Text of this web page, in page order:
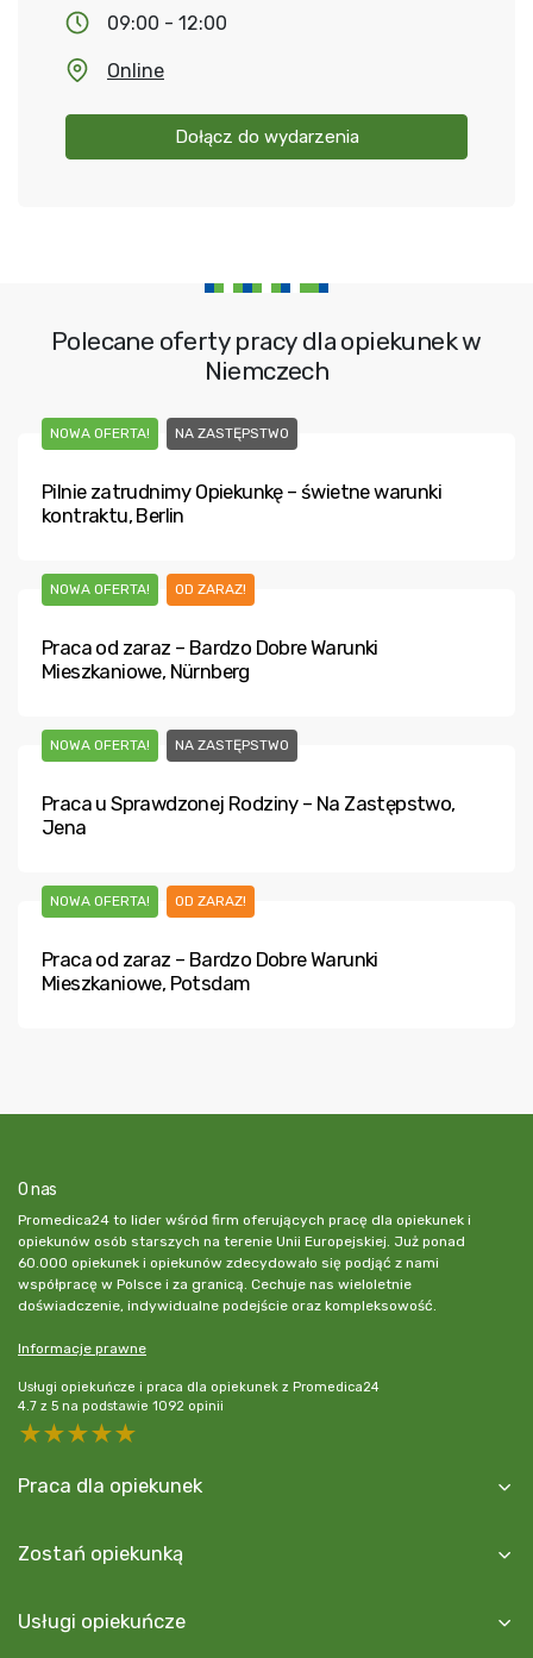
09:00 - 12:00
Online
Dołącz do wydarzenia
Polecane oferty pracy dla opiekunek w
Niemczech
NOWA OFERTA! NA ZASTĘPSTWO
Pilnie zatrudnimy Opiekunkę – świetne warunki
kontraktu, Berlin
NOWA OFERTA! OD ZARAZ!
Praca od zaraz – Bardzo Dobre Warunki
Mieszkaniowe, Nürnberg
NOWA OFERTA! NA ZASTĘPSTWO
Praca u Sprawdzonej Rodziny – Na Zastępstwo,
Jena
NOWA OFERTA! OD ZARAZ!
Praca od zaraz – Bardzo Dobre Warunki
Mieszkaniowe, Potsdam
O nas
Promedica24 to lider wśród firm oferujących pracę dla opiekunek i
opiekunów osób starszych na terenie Unii Europejskiej. Już ponad
60.000 opiekunek i opiekunów zdecydowało się podjąć z nami
współpracę w Polsce i za granicą. Cechuje nas wieloletnie
doświadczenie, indywidualne podejście oraz kompleksowość.
Informacje prawne
Usługi opiekuńcze i praca dla opiekunek z Promedica24
4.7 z 5 na podstawie 1092 opinii
5 stars
4 stars
3 stars
2 stars
Praca dla opiekunek
Zostań opiekunką
Usługi opiekuńcze